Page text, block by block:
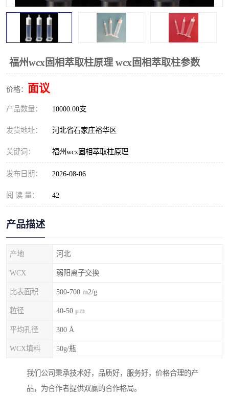
福州wcx固相萃取柱原理 wcx固相萃取柱参数
价格： 面议
产品数量： 10000.00支
发货地址： 河北省石家庄裕华区
关键词： 福州wcx固相萃取柱原理
发布日期： 2026-08-06
阅 读 量： 42
产品描述
产地 河北
WCX 弱阳离子交换
比表面积 500-700 m2/g
粒径 40-50 μm
平均孔径 300 Å
WCX填料 50g/瓶
我们公司秉承技术好，品质好，服务好，价格合理的产
品，为合作者提供双赢的合作格局。